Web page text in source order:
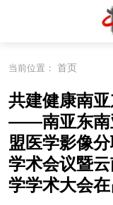
当前位置： 首页
共建健康南
——南亚东南
盟医学影像
学术会议暨
学学术大会